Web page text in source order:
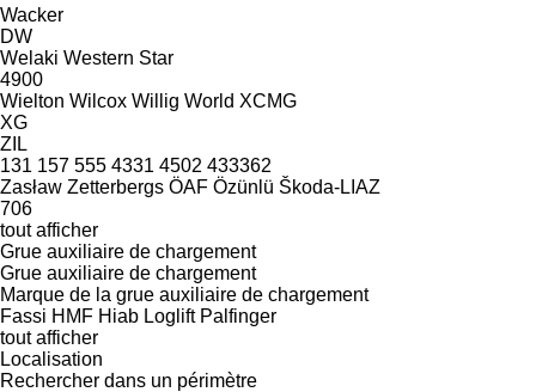
Wacker
DW
Welaki Western Star
4900
Wielton Wilcox Willig World XCMG
XG
ZIL
131 157 555 4331 4502 433362
Zasław Zetterbergs ÖAF Özünlü Škoda-LIAZ
706
tout afficher
Grue auxiliaire de chargement
Grue auxiliaire de chargement
Marque de la grue auxiliaire de chargement
Fassi HMF Hiab Loglift Palfinger
tout afficher
Localisation
Rechercher dans un périmètre